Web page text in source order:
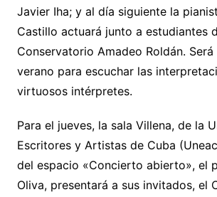
Javier Iha; y al día siguiente la
Castillo actuará junto a estudiantes
Conservatorio Amadeo Roldán.
verano para escuchar las
virtuosos intérpretes.
Para el jueves, la sala Villena, de la
Escritores y Artistas de Cuba
del espacio «Concierto abierto», el
Oliva, presentará a sus invitados, el